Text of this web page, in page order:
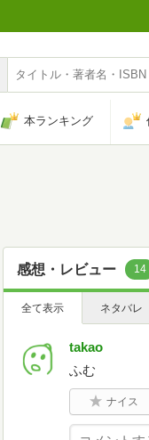
本ランキング
感想・レビュー 14
全て表示 ネタバレ
takao
ふむ
ナイス